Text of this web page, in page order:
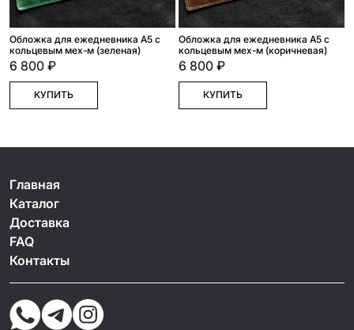
Обложка для ежедневника А5 с
кольцевым мех-м (зеленая)
6 800 ₽
КУПИТЬ
Обложка для ежедневника А5 с
кольцевым мех-м (коричневая)
6 800 ₽
КУПИТЬ
Главная
Каталог
Доставка
FAQ
Контакты